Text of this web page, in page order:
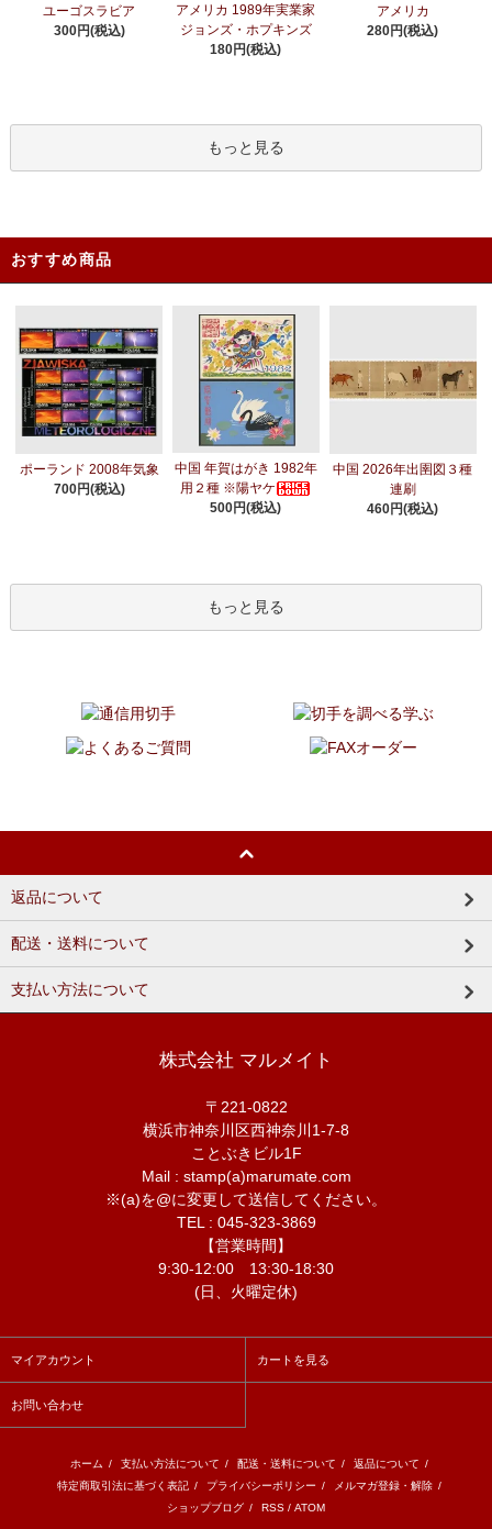
ユーゴスラビア
300円(税込)
アメリカ 1989年実業家
ジョンズ・ホプキンズ
180円(税込)
アメリカ
280円(税込)
もっと見る
おすすめ商品
ポーランド 2008年気象
700円(税込)
中国 年賀はがき 1982年
用２種 ※陽ヤケ
500円(税込)
中国 2026年出圉図３種
連刷
460円(税込)
もっと見る
返品について
配送・送料について
支払い方法について
株式会社 マルメイト
〒221-0822
横浜市神奈川区西神奈川1-7-8
ことぶきビル1F
Mail : stamp(a)marumate.com
※(a)を@に変更して送信してください。
TEL : 045-323-3869
【営業時間】
9:30-12:00 13:30-18:30
(日、火曜定休)
マイアカウント カートを見る
お問い合わせ
ホーム / 支払い方法について / 配送・送料について / 返品について /
特定商取引法に基づく表記 / プライバシーポリシー / メルマガ登録・解除 /
ショップブログ / RSS / ATOM